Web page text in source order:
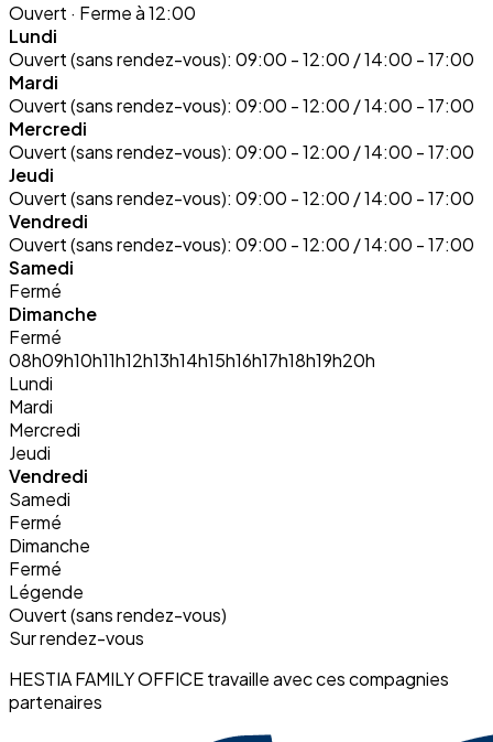
Ouvert · Ferme à 12:00
Lundi
Ouvert (sans rendez-vous): 09:00 - 12:00 / 14:00 - 17:00
Mardi
Ouvert (sans rendez-vous): 09:00 - 12:00 / 14:00 - 17:00
Mercredi
Ouvert (sans rendez-vous): 09:00 - 12:00 / 14:00 - 17:00
Jeudi
Ouvert (sans rendez-vous): 09:00 - 12:00 / 14:00 - 17:00
Vendredi
Ouvert (sans rendez-vous): 09:00 - 12:00 / 14:00 - 17:00
Samedi
Fermé
Dimanche
Fermé
08h09h10h11h12h13h14h15h16h17h18h19h20h
Lundi
Mardi
Mercredi
Jeudi
Vendredi
Samedi
Fermé
Dimanche
Fermé
Légende
Ouvert (sans rendez-vous)
Sur rendez-vous
HESTIA FAMILY OFFICE travaille avec ces compagnies
partenaires